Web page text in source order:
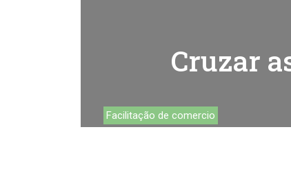
Cruzar
Facilitação de comercio